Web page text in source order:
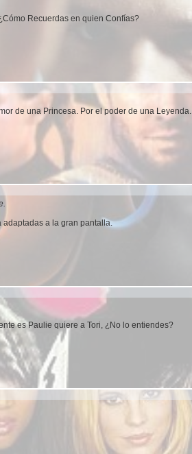
Recuerdas en quien Confías?
de una Princesa. Por el poder de una Leyenda.
adaptadas a la gran pantalla.
es Paulie quiere a Tori, ¿No lo entiendes?